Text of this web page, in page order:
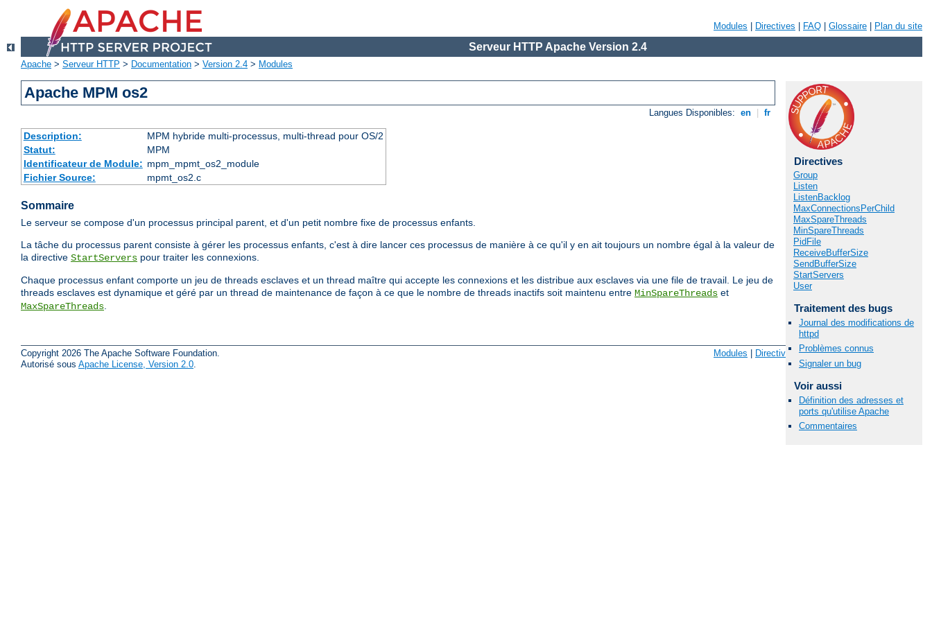
Modules Directives FAQ Glossaire Plan du site
Serveur HTTP Apache Version 2.4
Apache > Serveur HTTP > Documentation > Version 2.4 > Modules
Apache MPM os2
Langues Disponibles: en fr
Description:
MPM hybride multi-processus, multi-thread pour OS/2
Statut:
MPM
Identificateur de Module: mpm_mpmt_os2_module
Fichier Source:
mpmt_os2.c
Sommaire
Le serveur se compose d'un processus principal parent, et d'un petit nombre fixe de processus enfants.
La tâche du processus parent consiste à gérer les processus enfants, c'est à dire lancer ces processus de manière à ce qu'il y en ait toujours un nombre égal à la valeur de
la directive StartServers pour traiter les connexions.
Chaque processus enfant comporte un jeu de threads esclaves et un thread maître qui accepte les connexions et les distribue aux esclaves via une file de travail. Le jeu de
threads esclaves est dynamique et géré par un thread de maintenance de façon à ce que le nombre de threads inactifs soit maintenu entre MinSpareThreads et
MaxSpareThreads.
Directives
Group
Listen
ListenBacklog
MaxConnectionsPerChild
MaxSpareThreads
MinSpareThreads
PidFile
ReceiveBufferSize
SendBufferSize
StartServers
User
Traitement des bugs
Journal des modifications de
httpd
Problèmes connus
Signaler un bug
Voir aussi
Définition des adresses et
ports qu'utilise Apache
Commentaires
Langues Disponibles:
Copyright 2026 The Apache Software Foundation.
Autorisé sous Apache License, Version 2.0
Modules Directives |FAQ|Glossaire|